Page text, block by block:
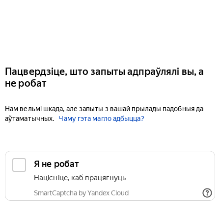
Пацвердзіце, што запыты адпраўлялі вы, а
не робат
Нам вельмі шкада, але запыты з вашай прылады падобныя да
аўтаматычных.
Чаму гэта магло адбыцца?
Я не робат
Націсніце, каб працягнуць
SmartCaptcha by Yandex Cloud